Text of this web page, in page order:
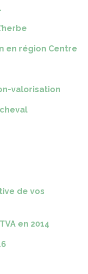
en région Centre
valorisation
de vos
en 2014